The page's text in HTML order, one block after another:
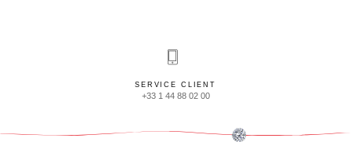
SERVICE CLIENT
+33 1 44 88 02 00